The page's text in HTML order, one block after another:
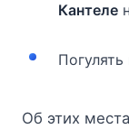
Кантеле
Погулять
Об этих